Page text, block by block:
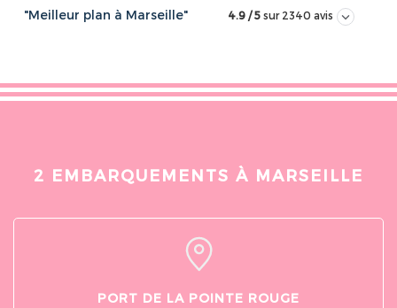
"Meilleur plan à Marseille" 4.9 / 5 sur 2340 avis
Très belle journée en catamaran,
La meilleure
Excellente cuisine.
2 EMBARQUEMENTS À MARSEILLE
PORT DE LA POINTE ROUGE